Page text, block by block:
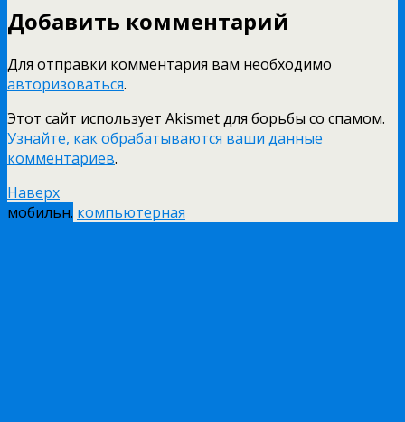
Добавить комментарий
Для отправки комментария вам необходимо
авторизоваться.
Этот сайт использует Akismet для борьбы со спамом.
Узнайте, как обрабатываются ваши данные
комментариев.
Наверх
мобильн. компьютерная